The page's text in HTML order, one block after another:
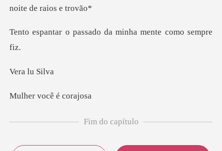
assado da minha men
a lu
você é
Fim do capítulo